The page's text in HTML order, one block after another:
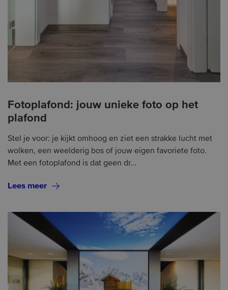
Fotoplafond: jouw unieke foto op het
plafond
Stel je voor: je kijkt omhoog en ziet een strakke lucht met
wolken, een weelderig bos of jouw eigen favoriete foto.
Met een fotoplafond is dat geen dr...
Lees meer